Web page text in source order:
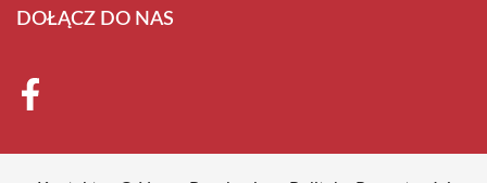
DOŁĄCZ DO NAS